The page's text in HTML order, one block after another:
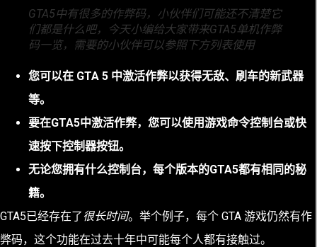
GTA5中有很多的作弊码，小伙伴们可能还不清楚它
们都是什么吧，今天小编给大家带来GTA5单机作弊
码一览，需要的小伙伴可以参照下方列表使用
您可以在 GTA 5 中激活作弊以获得无敌、刷车的新武器
等。
要在GTA5中激活作弊，您可以使用游戏命令控制台或快
速按下控制器按钮。
无论您拥有什么控制台，每个版本的GTA5都有相同的秘
籍。
GTA5已经存在了 很长时间。举个例子，每个 GTA 游戏仍然有作
弊码，这个功能在过去十年中可能每个人都有接触过。